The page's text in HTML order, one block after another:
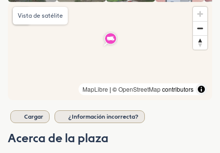
MapLibre | ©OpenStreetMapcontributors
Vista de satélite
Cargar ¿Información incorrecta?
Acerca de la plaza